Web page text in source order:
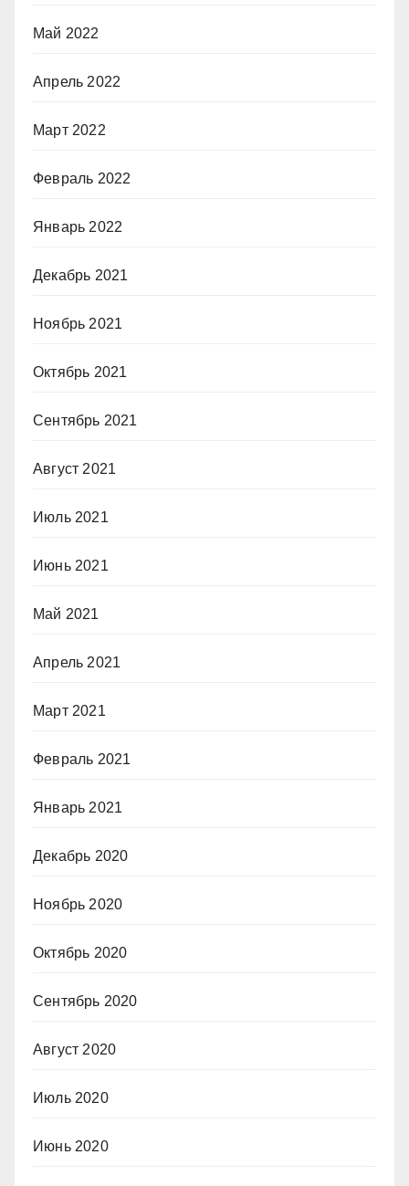
Май 2022
Апрель 2022
Март 2022
Февраль 2022
Январь 2022
Декабрь 2021
Ноябрь 2021
Октябрь 2021
Сентябрь 2021
Август 2021
Июль 2021
Июнь 2021
Май 2021
Апрель 2021
Март 2021
Февраль 2021
Январь 2021
Декабрь 2020
Ноябрь 2020
Октябрь 2020
Сентябрь 2020
Август 2020
Июль 2020
Июнь 2020